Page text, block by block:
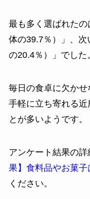
最も多く選ばれた
体の39.7％）」、
の20.4％）」でした
毎日の食卓に欠か
手軽に立ち寄れる近
とが多いようです。
アンケート結果の詳
果】食料品やお菓子
ください。